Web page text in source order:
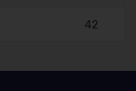
42